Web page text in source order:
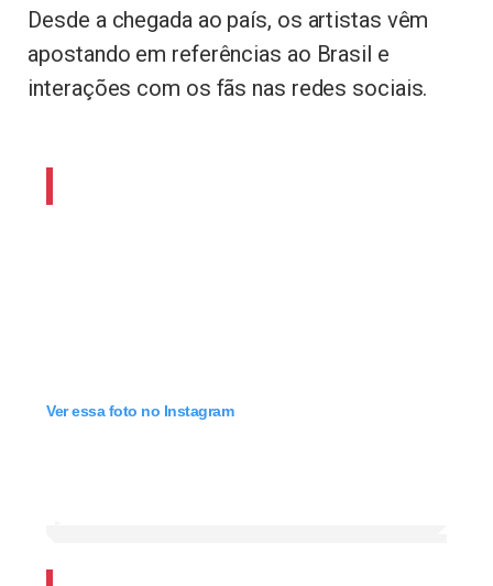
Desde a chegada ao país, os artistas vêm
apostando em referências ao Brasil e
interações com os fãs nas redes sociais.
Ver essa foto no Instagram